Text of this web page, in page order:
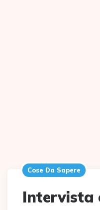
Cose Da Sapere
Intervista